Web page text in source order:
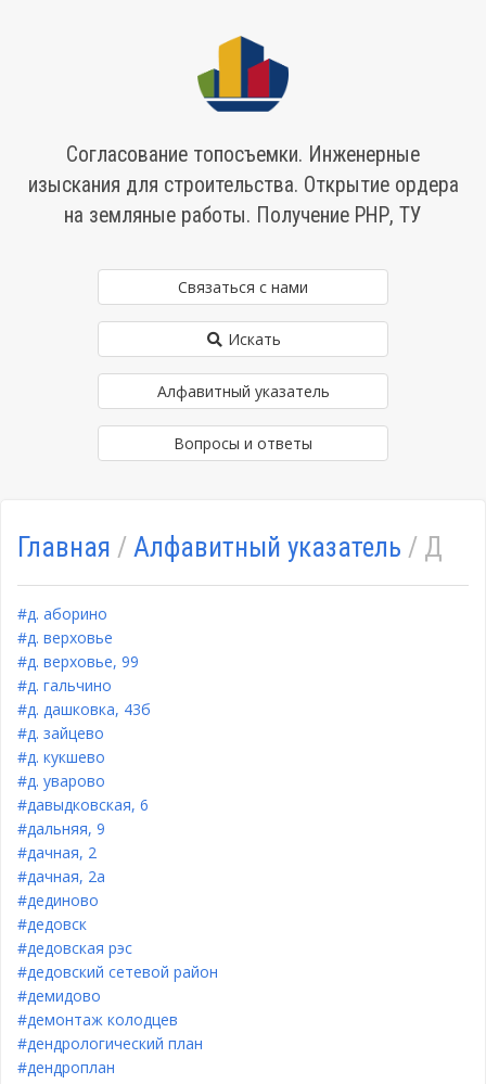
Согласование топосъемки. Инженерные
изыскания для строительства. Открытие ордера
на земляные работы. Получение РНР, ТУ
Связаться с нами
Искать
Алфавитный указатель
Вопросы и ответы
Главная / Алфавитный указатель / Д
#д. аборино
#д. верховье
#д. верховье, 99
#д. гальчино
#д. дашковка, 43б
#д. зайцево
#д. кукшево
#д. уварово
#давыдковская, 6
#дальняя, 9
#дачная, 2
#дачная, 2а
#дединово
#дедовск
#дедовская рэс
#дедовский сетевой район
#демидово
#демонтаж колодцев
#дендрологический план
#дендроплан